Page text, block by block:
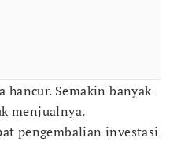
hancur. Semakin banyak
menjualnya.
pengembalian investasi